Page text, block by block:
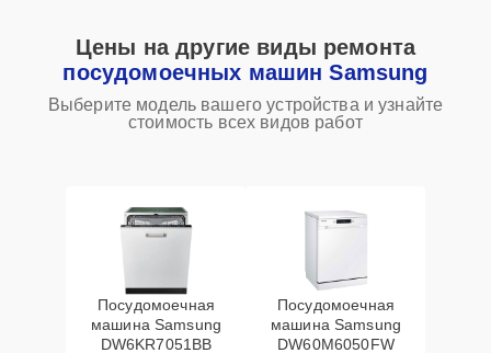
Цены на другие виды ремонта
посудомоечных машин Samsung
Выберите модель вашего устройства и узнайте
стоимость всех видов работ
Посудомоечная
машина Samsung
DW6KR7051BB
Посудомоечная
машина Samsung
DW60M6050FW